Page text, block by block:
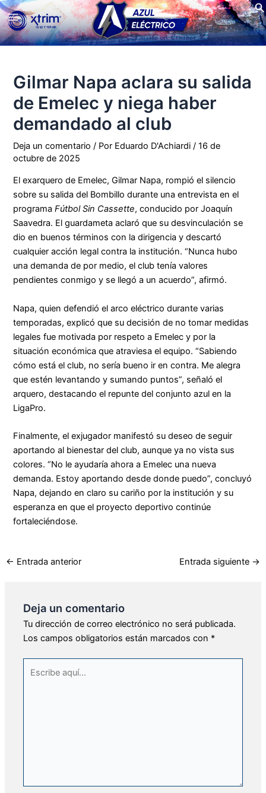
Ir
al
contenido
Main
Menu
Gilmar Napa aclara su salida
de Emelec y niega haber
demandado al club
Deja un comentario / Por Eduardo D'Achiardi/16 de
octubre de 2025
El exarquero de Emelec, Gilmar Napa, rompió el silencio
sobre su salida del Bombillo durante una entrevista en el
programaFútbol Sin Cassette, conducido por Joaquín
Saavedra. El guardameta aclaró que su desvinculación se
dio en buenos términos con la dirigencia y descartó
cualquier acción legal contra la institución. “Nunca hubo
una demanda de por medio, el club tenía valores
pendientes conmigo y se llegó a un acuerdo”, afirmó.
Napa, quien defendió el arco eléctrico durante varias
temporadas, explicó que su decisión de no tomar medidas
legales fue motivada por respeto a Emelec y por la
situación económica que atraviesa el equipo. “Sabiendo
cómo está el club, no sería bueno ir en contra. Me alegra
que estén levantando y sumando puntos”, señaló el
arquero, destacando el repunte del conjunto azul en la
LigaPro.
Finalmente, el exjugador manifestó su deseo de seguir
aportando al bienestar del club, aunque ya no vista sus
colores. “No le ayudaría ahora a Emelec una nueva
demanda. Estoy aportando desde donde puedo”, concluyó
Napa, dejando en claro su cariño por la institución y su
esperanza en que el proyecto deportivo continúe
fortaleciéndose.
← Entrada anterior Entrada siguiente →
Deja un comentario
Tu dirección de correo electrónico no será publicada.
Los campos obligatorios están marcados con *
aquí...